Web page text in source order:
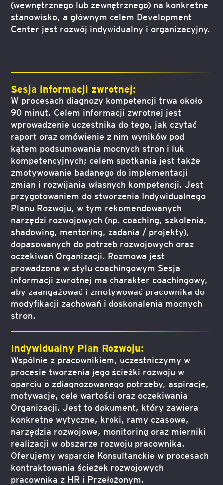
(wewnętrznego lub zewnętrznego) na konkretne
stanowisko, a głównym celem Development
Center jest rozwój indywidualny i organizacyjny.
Sesja informacji zwrotnej:
W procesach diagnozy kompetencji trwa około
90 minut. Celem informacji zwrotnej jest
wprowadzenie uczestnika do tego, jak czytać
raport oraz omówienie z nim wyników pod
kątem podsumowania mocnych stron i luk
kompetencyjnych; celem spotkania jest także
zmotywowanie badanego do implementacji
zmian i rozwijania własnych kompetencji. Jest
przygotowaniem do stworzenia Indywidualnego
Planu Rozwoju, w tym rekomendowanych
narzędzi rozwojowych (np. coaching, szkolenia,
shadowing, mentoring, zadania / projekty),
dopasowanych do potrzeb rozwojowych oraz
oczekiwań Organizacji. Rozmowa jest
prowadzona w stylu coachingowym Sesja
informacji zwrotnej ma charakter coachingowy,
aby zaangażować i zmotywować pracownika do
modyfikacji zachowań i doskonalenia mocnych
stron.
Indywidualny Plan Rozwoju:
Wspólnie z pracownikiem, uczestniczymy w
procesie tworzenia jego ścieżki rozwoju w
oparciu o zdiagnozowanego potrzeby, aspiracje,
motywacje, cele wartości oraz oczekiwania
Organizacji. Jest to dokument, który zawiera
konkretne wytyczne, kroki, ramy czasowe,
narzędzia rozwojowe, monitoring oraz mierniki
realizacji w obszarze rozwoju pracownika.
Oferujemy wsparcie Konsultanckie w procesach
kontraktowania ścieżek rozwojowych
pracownika z HR i Przełożonym.